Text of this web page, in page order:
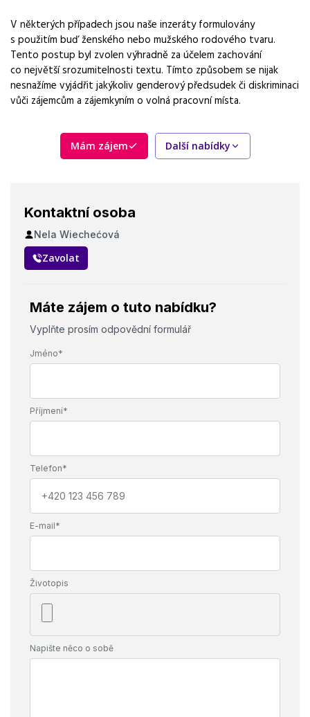
V některých případech jsou naše inzeráty formulovány
s použitím buď ženského nebo mužského rodového tvaru.
Tento postup byl zvolen výhradně za účelem zachování
co největší srozumitelnosti textu. Tímto způsobem se nijak
nesnažíme vyjádřit jakýkoliv genderový předsudek či diskriminaci
vůči zájemcům a zájemkyním o volná pracovní místa.
Mám zájem Další nabídky
Kontaktní osoba
Nela Wiechećová
Zavolat
Máte zájem o tuto nabídku?
Vyplňte prosím odpovědní formulář
Jméno*
Příjmení*
Telefon*
E-mail*
Životopis
Napište něco o sobě